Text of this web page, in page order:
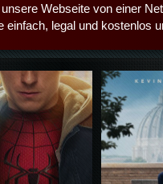
Webseite von einer
einfach, legal und kostenlos